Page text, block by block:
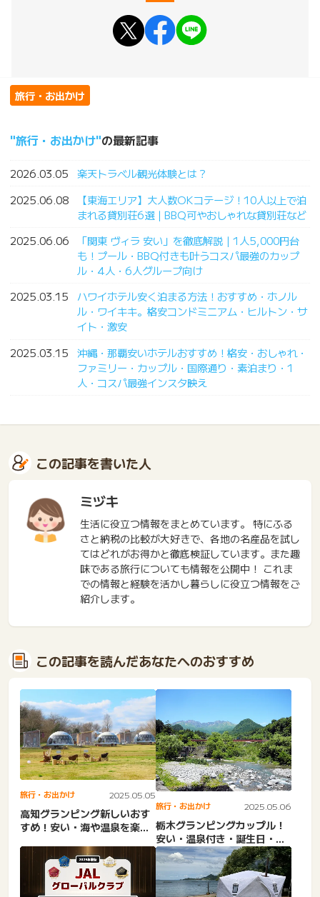
旅行・お出かけ
旅行・お出かけ の最新記事
2026.03.05
楽天トラベル観光体験とは？
2025.06.08
【東海エリア】大人数OKコテージ！10人以上で泊
まれる貸別荘6選｜BBQ可やおしゃれな貸別荘など
2025.06.06
「関東 ヴィラ 安い」を徹底解説｜1人5,000円台
も！プール・BBQ付きも叶うコスパ最強のカップ
ル・4人・6人グループ向け
2025.03.15
ハワイホテル安く泊まる方法！おすすめ・ホノル
ル・ワイキキ。格安コンドミニアム・ヒルトン・サ
イト・激安
2025.03.15
沖縄・那覇安いホテルおすすめ！格安・おしゃれ・
ファミリー・カップル・国際通り・素泊まり・1
人・コスパ最強インスタ映え
この記事を書いた人
ミヅキ
生活に役立つ情報をまとめています。 特にふる
さと納税の比較が大好きで、各地の名産品を試し
てはどれがお得かと徹底検証しています。また趣
味である旅行についても情報を公開中！ これま
での情報と経験を活かし暮らしに役立つ情報をご
紹介します。
この記事を読んだあなたへのおすすめ
旅行・お出かけ 2025.05.05
高知グランピング新しいおす
すめ！安い・海や温泉を楽し
予...
旅行・お出かけ 2025.05.06
栃木グランピングカップル！
安い・温泉付き・誕生日・ド
ーム・客室露天風呂・人
気・...